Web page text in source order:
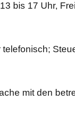
bis 17 Uhr,
mit den